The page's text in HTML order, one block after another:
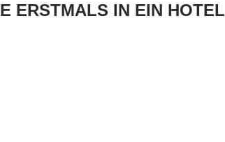
ERSTMALS IN EIN HOTEL